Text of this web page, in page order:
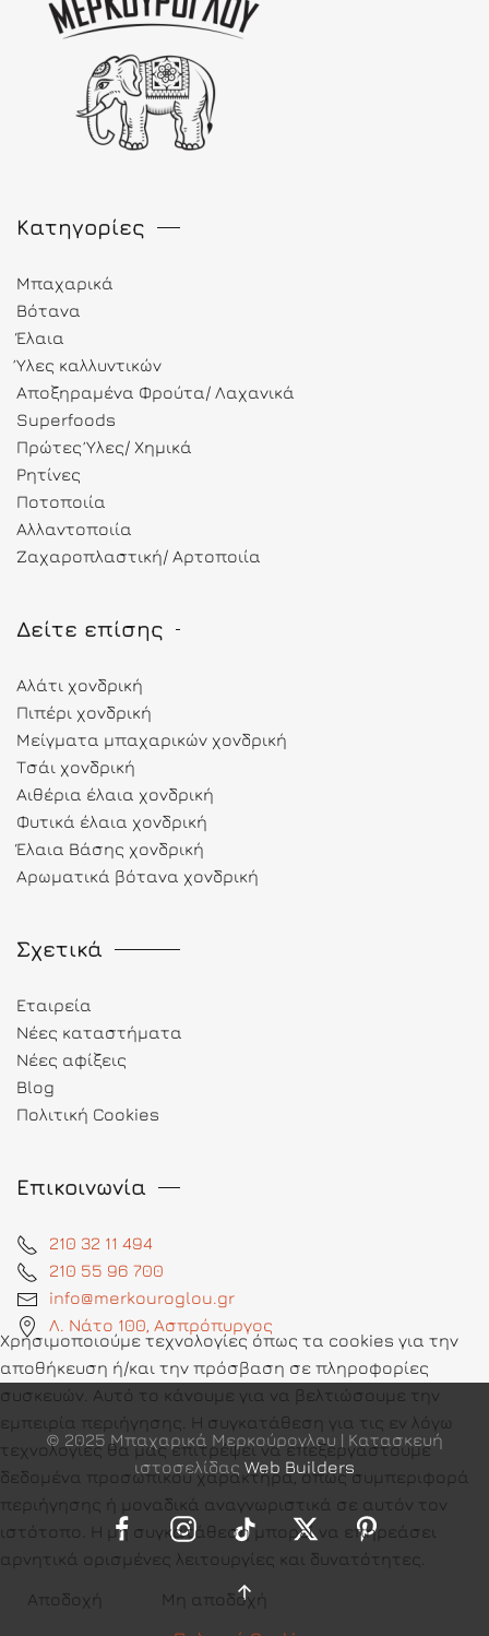
Κατηγορίες
Μπαχαρικά
Βότανα
Έλαια
Ύλες καλλυντικών
Αποξηραμένα Φρούτα/ Λαχανικά
Superfoods
Πρώτες Ύλες/ Χημικά
Ρητίνες
Ποτοποιία
Αλλαντοποιία
Ζαχαροπλαστική/ Αρτοποιία
Δείτε επίσης
Αλάτι χονδρική
Πιπέρι χονδρική
Μείγματα μπαχαρικών χονδρική
Τσάι χονδρική
Αιθέρια έλαια χονδρική
Φυτικά έλαια χονδρική
Έλαια Βάσης χονδρική
Αρωματικά βότανα χονδρική
Σχετικά
Εταιρεία
Νέες καταστήματα
Νέες αφίξεις
Blog
Πολιτική Cookies
Επικοινωνία
210 32 11 494
210 55 96 700
info@merkouroglou.gr
Λ. Νάτο 100, Ασπρόπυργος
© 2025 Μπαχαρικά Μερκούρογλου | Κατασκευή
ιστοσελίδας Web Builders
Χρησιμοποιούμε τεχνολογίες όπως τα cookies για την
αποθήκευση ή/και την πρόσβαση σε πληροφορίες
συσκευών. Αυτό το κάνουμε για να βελτιώσουμε την
εμπειρία περιήγησης. Η συγκατάθεση για τις εν λόγω
τεχνολογίες θα μας επιτρέψει να επεξεργαστούμε
δεδομένα προσωπικού χαρακτήρα, όπως συμπεριφορά
περιήγησης ή μοναδικά αναγνωριστικά σε αυτόν τον
ιστότοπο. Η μη συγκατάθεση μπορεί να επηρεάσει
αρνητικά ορισμένες λειτουργίες και δυνατότητες.
Αποδοχή
Μη αποδοχή